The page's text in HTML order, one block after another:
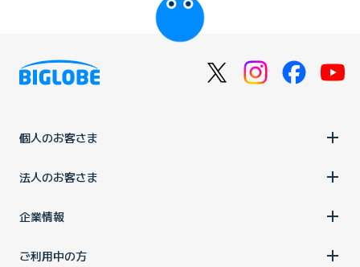
個人のお客さま
法人のお客さま
企業情報
ご利用中の方